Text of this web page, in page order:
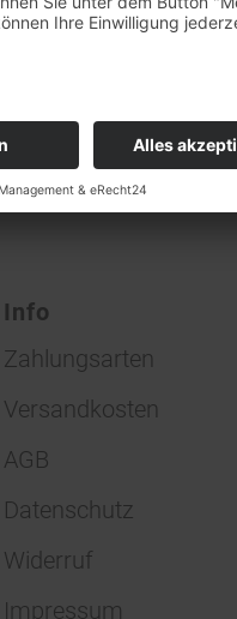
Info
Zahlungsarten
Versandkosten
AGB
Datenschutz
Widerruf
Impressum